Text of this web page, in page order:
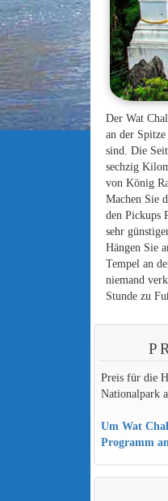
Der Wat
an der
sind. Die
sechzig
von König
Machen Sie
den Pickups
sehr
Hängen Sie
Tempel an
niemand
Stunde zu
Preis für die
Nationalpark
Um Wat
Programm